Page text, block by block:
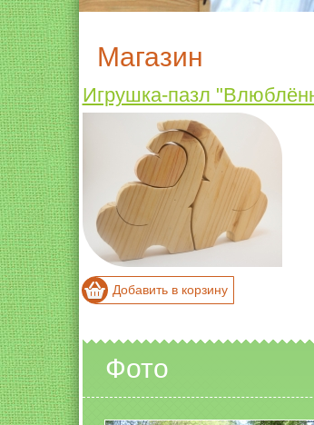
Магазин
Игрушка-пазл
Добавить в корзину
Фото